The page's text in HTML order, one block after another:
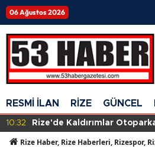
06 Ağustos 2026
RESMİ İLAN RİZE GÜNCEL
10:32
Rize'de Kaldırımlar
Rize Haber, Rize Haberleri, Rizespor,